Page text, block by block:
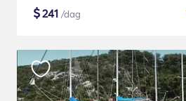
$241 /dag